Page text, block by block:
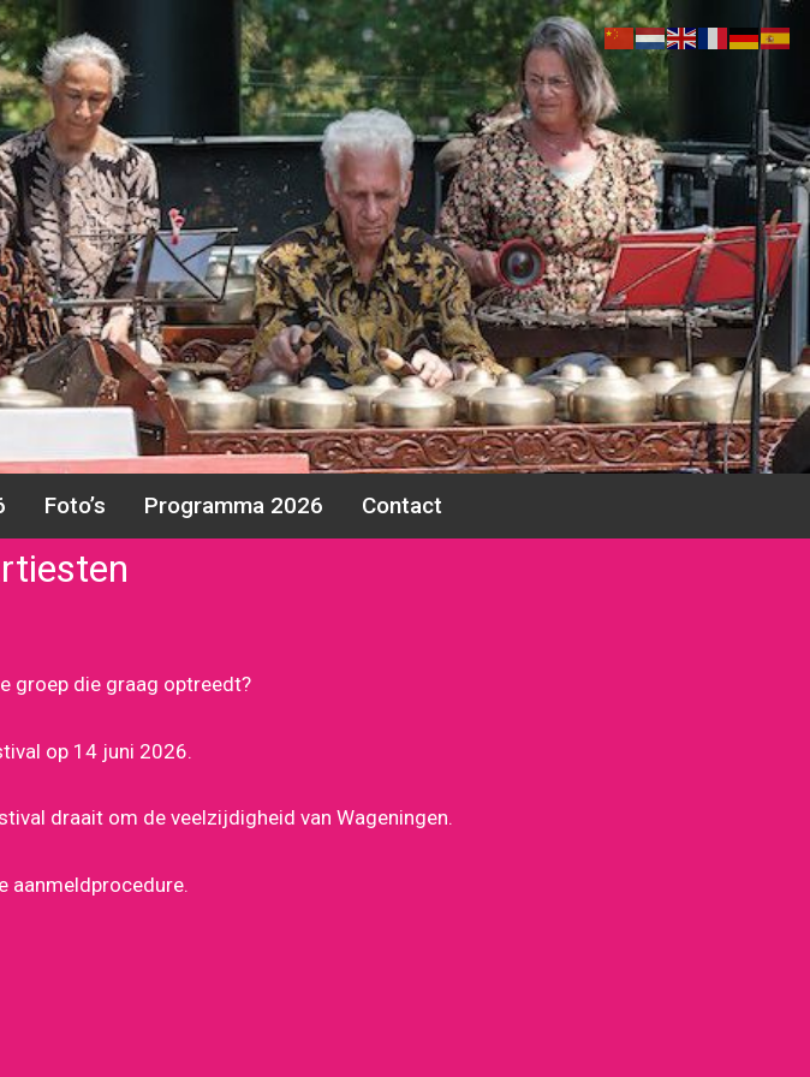
Foto’s Programma 2026 Contact
groep die graag optreedt?
op 14 juni 2026.
draait om de veelzijdigheid van Wageningen.
aanmeldprocedure.